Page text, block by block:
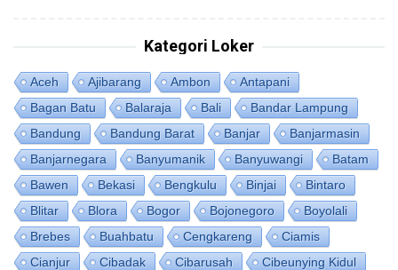
Kategori Loker
Aceh Ajibarang Ambon
Antapani
Bagan Batu
Balaraja Bali
Bandar Lampung
Bandung
Bandung Barat Banjar
Banjarmasin
Banjarnegara
Banyumanik Banyuwangi
Batam
Bawen
Bekasi Bengkulu Binjai
Bintaro
Blitar
Blora Bogor Bojonegoro
Boyolali
Brebes
Buahbatu Cengkareng
Ciamis
Cianjur
Cibadak Cibarusah
Cibeunying Kidul